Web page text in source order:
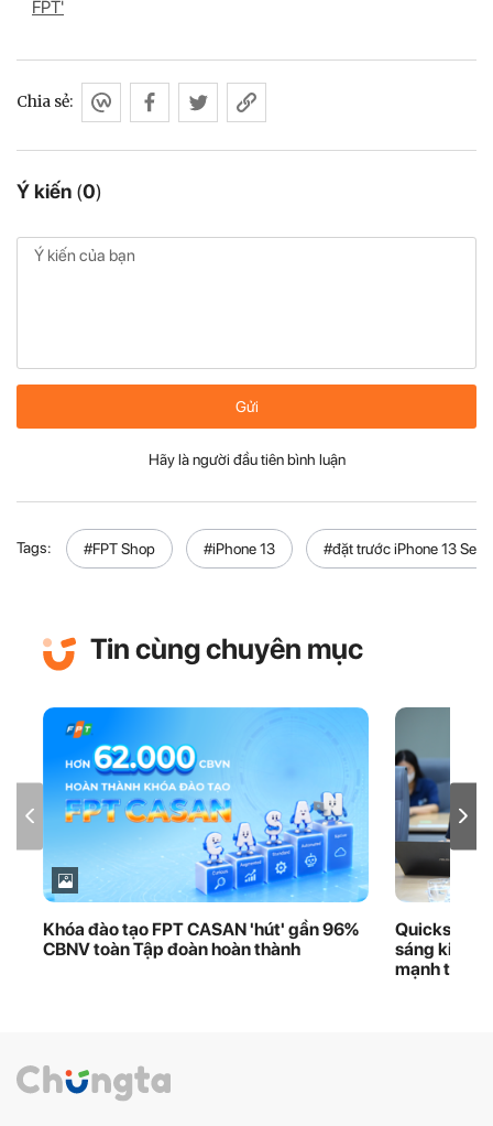
FPT'
Ý kiến (0)
Chia sẻ:
Gửi
Hãy là người đầu tiên bình luận
Tags: #FPT Shop #iPhone 13 #đặt trước iPhone 13
Tin cùng chuyên mục
Khóa đào tạo FPT CASAN 'hút' gần 96%
CBNV toàn Tập đoàn hoàn thành
Quickshare
sáng kiến
mạnh